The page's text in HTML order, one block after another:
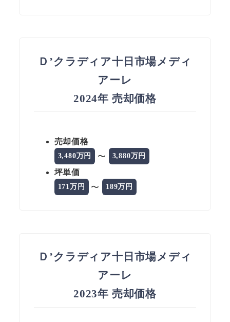
Ｄ’クラディア十日市場メディ
アーレ
2024年 売却価格
売却価格
3,480万円 〜 3,880万円
坪単価
171万円 〜 189万円
Ｄ’クラディア十日市場メディ
アーレ
2023年 売却価格